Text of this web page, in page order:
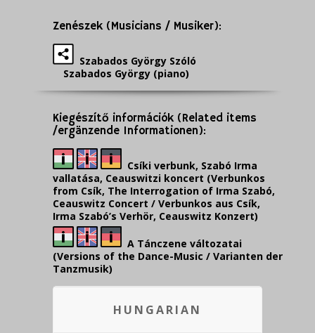
Zenészek (Musicians / Musiker):
Szabados György Szóló
Szabados György (piano)
Kiegészítő információk (Related items
/ergänzende Informationen):
Csíki verbunk, Szabó Irma
vallatása, Ceauswitzi koncert (Verbunkos
from Csík, The Interrogation of Irma Szabó,
Ceauswitz Concert / Verbunkos aus Csík,
Irma Szabó’s Verhör, Ceauswitz Konzert)
A Tánczene változatai
(Versions of the Dance-Music / Varianten der
Tanzmusik)
HUNGARIAN